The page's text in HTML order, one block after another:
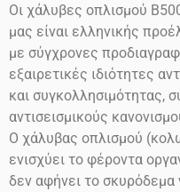
Οι χάλυβες οπλισμού
μας είναι ελληνικής
με σύγχρονες
εξαιρετικές ιδιότητες
και συγκολλησιμότητας,
αντισεισμικούς
Ο χάλυβας οπλισμού
ενισχύει το φέροντα
δεν αφήνει το σκυρόδεμα